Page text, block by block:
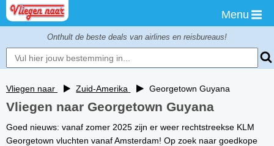
Menu
Onthult de beste deals van airlines en reisbureaus!
Vliegen naar Zuid-Amerika Georgetown Guyana
Vliegen naar Georgetown Guyana
Goed nieuws: vanaf zomer 2025 zijn er weer rechtstreekse KLM
Georgetown vluchten vanaf Amsterdam! Op zoek naar goedkope